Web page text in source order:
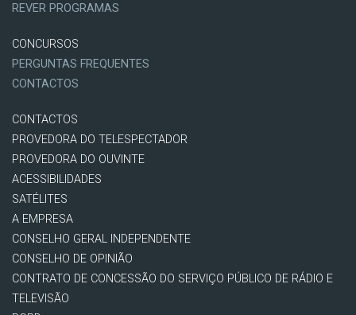
REVER PROGRAMAS
CONCURSOS
PERGUNTAS FREQUENTES
CONTACTOS
CONTACTOS
PROVEDORA DO TELESPECTADOR
PROVEDORA DO OUVINTE
ACESSIBILIDADES
SATÉLITES
A EMPRESA
CONSELHO GERAL INDEPENDENTE
CONSELHO DE OPINIÃO
CONTRATO DE CONCESSÃO DO SERVIÇO PÚBLICO DE RÁDIO E
TELEVISÃO